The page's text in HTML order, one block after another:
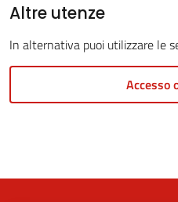
line
Tutti
argomenti
Altre utenze
In alternativa puoi utilizzare le
Accesso